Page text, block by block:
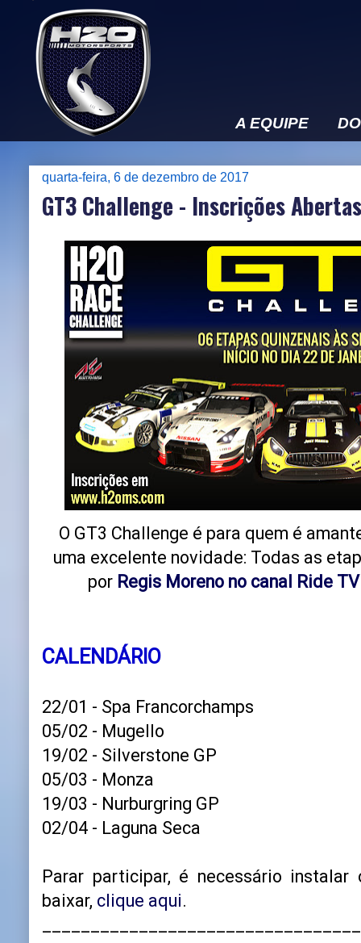
A EQUIPE
quarta-feira, 6 de dezembro de 2017
GT3 Challenge - Inscrições Abertas
O GT3 Challenge é para quem é
uma excelente novidade: Todas as
por Regis Moreno no canal Ride TV
CALENDÁRIO
22/01 - Spa Francorchamps
05/02 - Mugello
19/02 - Silverstone GP
05/03 - Monza
19/03 - Nurburgring GP
02/04 - Laguna Seca
Parar participar, é necessário
baixar, clique aqui.